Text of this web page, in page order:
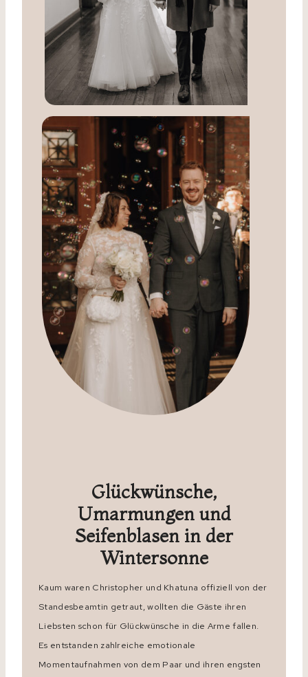
Glückwünsche,
Umarmungen und
Seifenblasen in der
Wintersonne
Kaum waren Christopher und Khatuna offiziell von der
Standesbeamtin getraut, wollten die Gäste ihren
Liebsten schon für Glückwünsche in die Arme fallen.
Es entstanden zahlreiche emotionale
Momentaufnahmen von dem Paar und ihren engsten